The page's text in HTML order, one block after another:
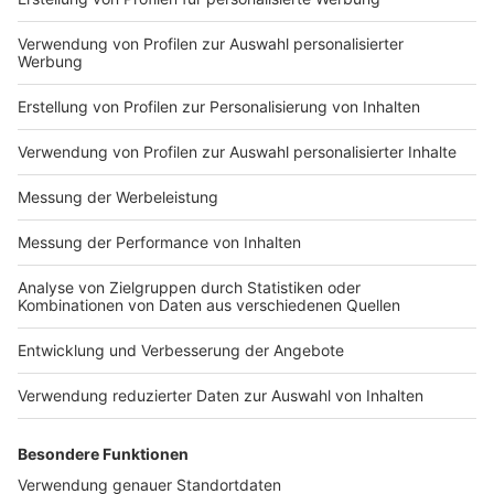
Nutzungsbedingungen
Impressum
Das Band-ABC
Jobs
Archiv
Kontakt
Studio-Hotline
ROCK ANTENNE
Region wechseln